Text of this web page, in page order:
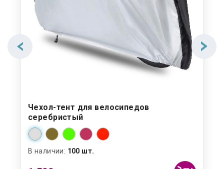
Чехол-тент для велосипедов
серебристый
В наличии: 100 шт.